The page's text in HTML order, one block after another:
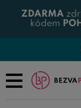
ZDARMA
kódem